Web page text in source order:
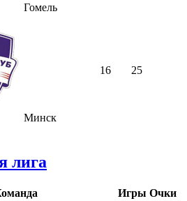
Гомель
Минск
16 25
лига
Игры Очки